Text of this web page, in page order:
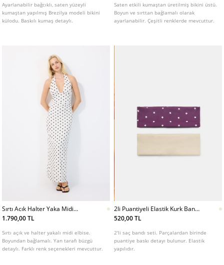
Ayarlanabilir bağcıklı, saten yüzeyli
kumaştan yapılmış Brezilya modeli bikini
külodu. Baskılı kumaş detaylı.
Saten etkili kumaştan üretilmiş bikini üstü.
Boyun ve sırttan bağlamalı olarak
ayarlanabilir. Çeşitli renklerde mevcuttur.
Sırtı Acık Halter Yaka Midi
Elbise
1.790,00 TL
Sırtı açık ve halter yakalı midi elbise.
Boyundan bağlamalı. Yan tarafı büzgü
detaylı. Farklı renk seçenekleri mevcuttur.
2li Puantiyeli Elastik Kurk Bant
Seti
520,00 TL
2'li saç bandı seti. Parçalardan birinde
puantiye baskı detayı bulunur. Elastik
yapılıdır.